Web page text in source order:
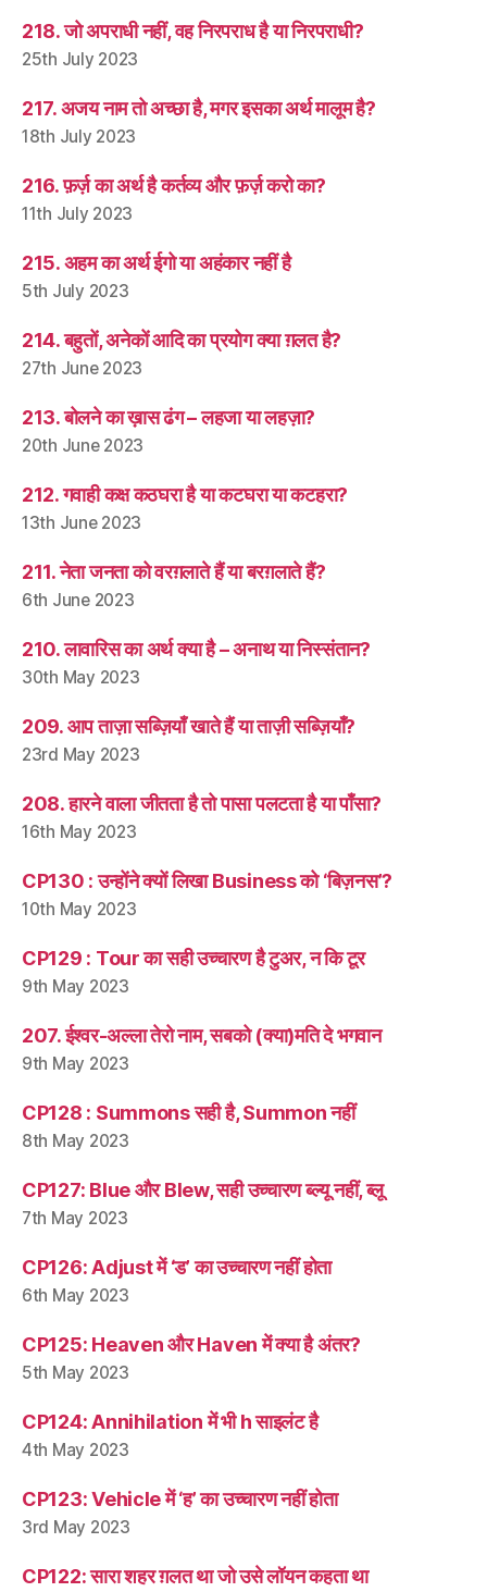
218. जो अपराधी नहीं, वह निरपराध है या निरपराधी?
25th July 2023
217. अजय नाम तो अच्छा है, मगर इसका अर्थ मालूम है?
18th July 2023
216. फ़र्ज़ का अर्थ है कर्तव्य और फ़र्ज़ करो का?
11th July 2023
215. अहम का अर्थ ईगो या अहंकार नहीं है
5th July 2023
214. बहुतों, अनेकों आदि का प्रयोग क्या ग़लत है?
27th June 2023
213. बोलने का ख़ास ढंग – लहजा या लहज़ा?
20th June 2023
212. गवाही कक्ष कठघरा है या कटघरा या कटहरा?
13th June 2023
211. नेता जनता को वरग़लाते हैं या बरग़लाते हैं?
6th June 2023
210. लावारिस का अर्थ क्या है – अनाथ या निस्संतान?
30th May 2023
209. आप ताज़ा सब्ज़ियाँ खाते हैं या ताज़ी सब्ज़ियाँ?
23rd May 2023
208. हारने वाला जीतता है तो पासा पलटता है या पाँसा?
16th May 2023
CP130 : उन्होंने क्यों लिखा Business को ‘बिज़नस’?
10th May 2023
CP129 : Tour का सही उच्चारण है टुअर, न कि टूर
9th May 2023
207. ईश्वर-अल्ला तेरो नाम, सबको (क्या)मति दे भगवान
9th May 2023
CP128 : Summons सही है, Summon नहीं
8th May 2023
CP127: Blue और Blew, सही उच्चारण ब्ल्यू नहीं, ब्लू
7th May 2023
CP126: Adjust में ‘ड’ का उच्चारण नहीं होता
6th May 2023
CP125: Heaven और Haven में क्या है अंतर?
5th May 2023
CP124: Annihilation में भी h साइलंट है
4th May 2023
CP123: Vehicle में ‘ह’ का उच्चारण नहीं होता
3rd May 2023
CP122: सारा शहर ग़लत था जो उसे लॉयन कहता था